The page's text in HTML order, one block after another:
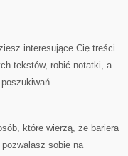
interesujące Cię treści.
tekstów, robić notatki, a
które wierzą, że bariera
sobie na